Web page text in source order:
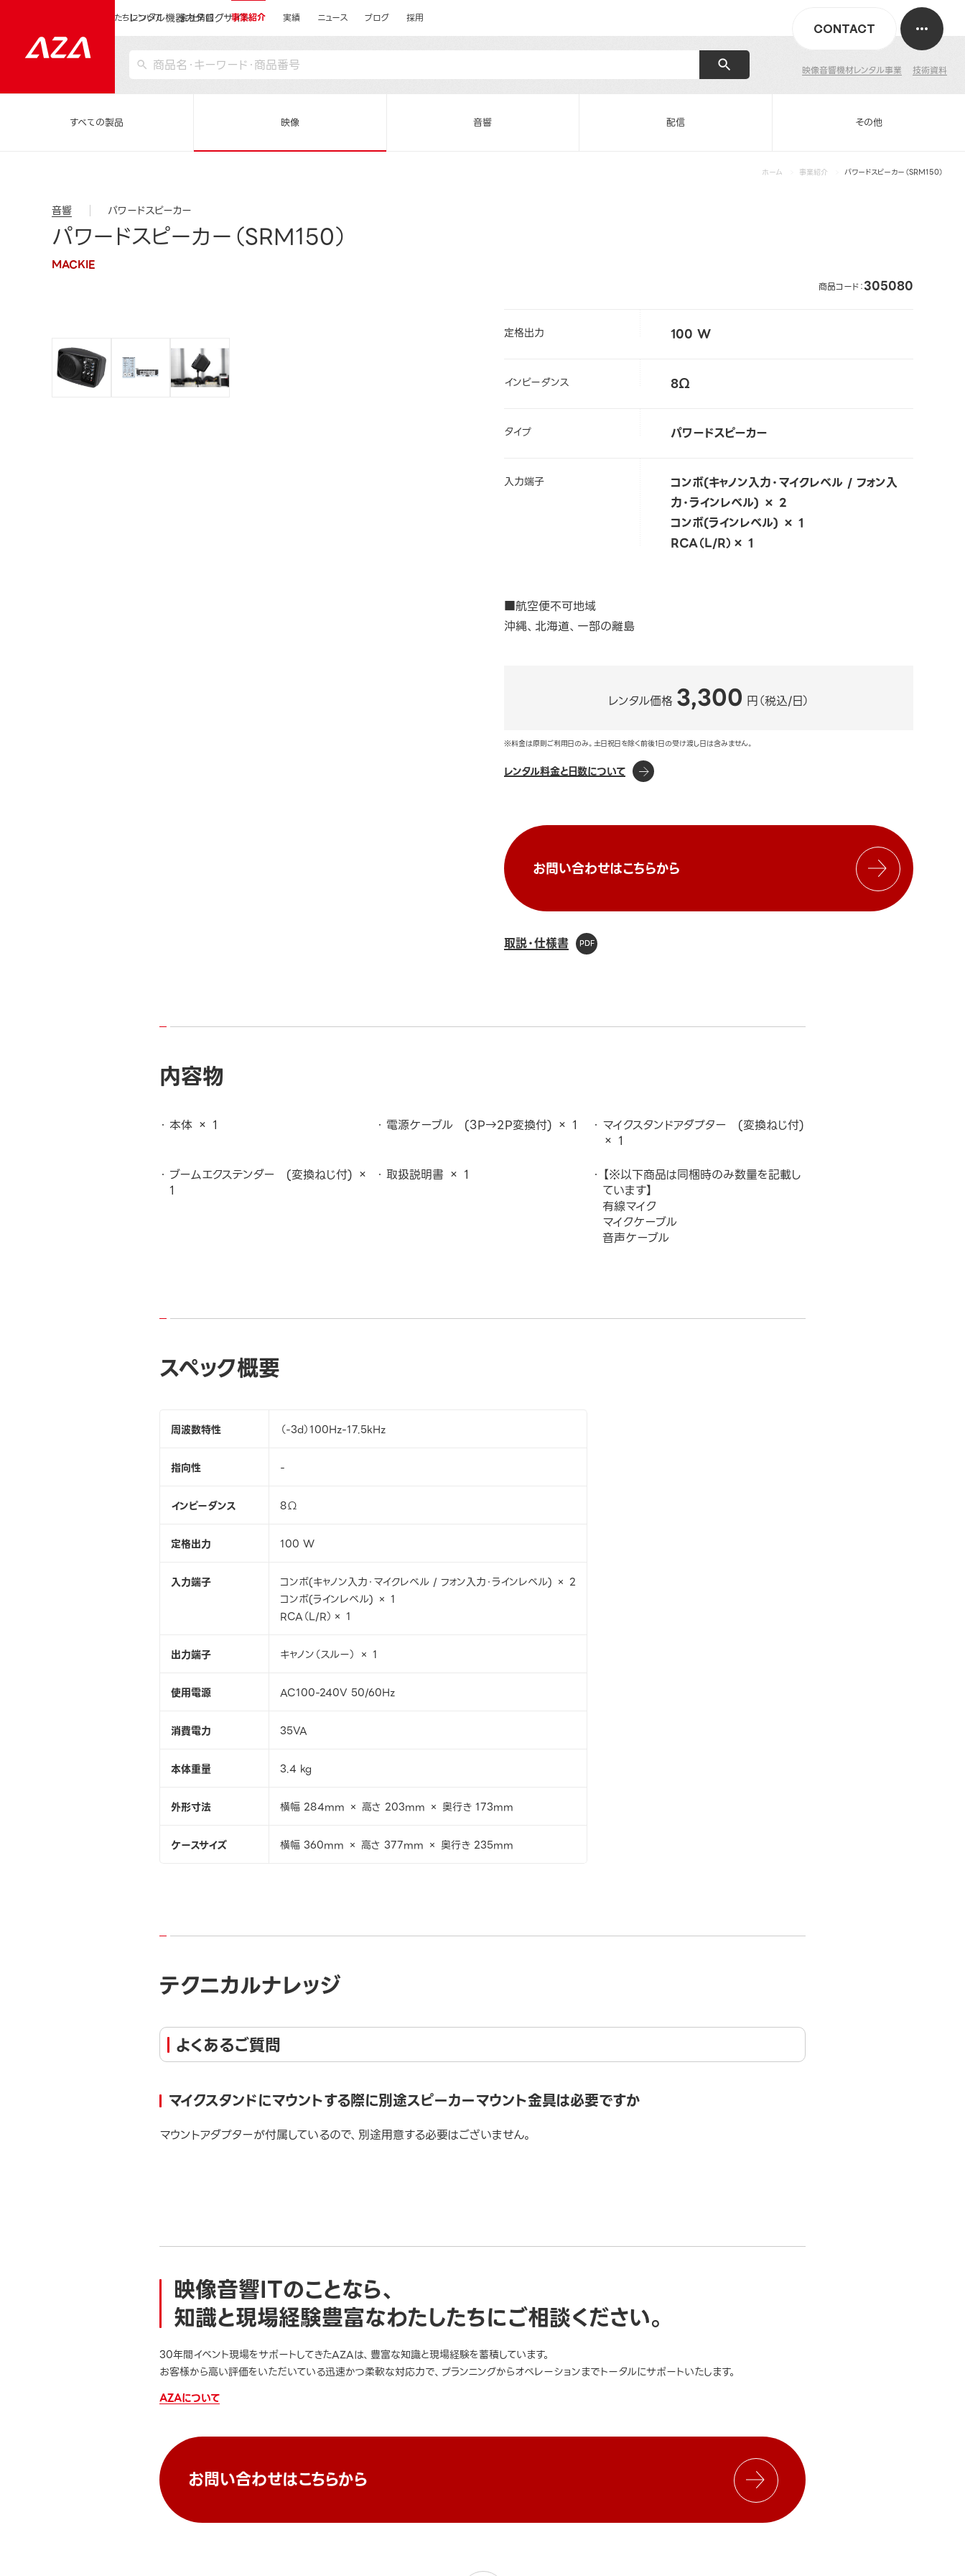
レンタル機器カタログサイト
映像音響機材レンタル事業 技術資料
CONTACT
私たちについて 会社情報 事業紹介 実績 ニュース ブログ 採用
すべての製品 映像 音響 配信 その他
ホーム 事業紹介 パワードスピーカー（SRM150）
音響 パワードスピーカー
パワードスピーカー（SRM150）
MACKIE
商品コード：305080
定格出力 100 W
インピーダンス 8Ω
タイプ パワードスピーカー
入力端子
コンボ(キャノン入力・マイクレベル / フォン入
力・ラインレベル) × 2
コンボ(ラインレベル) × 1
RCA（L/R）× 1
■航空便不可地域
沖縄、北海道、一部の離島
レンタル価格 3,300 円（税込/日）
※料金は原則ご利用日のみ。土日祝日を除く前後1日の受け渡し日は含みません。
レンタル料金と日数について
お問い合わせはこちらから
取説・仕様書
内容物
本体 × 1 電源ケーブル (3P→2P変換付) × 1
マイクスタンドアダプター (変換ねじ付)
× 1
ブームエクステンダー (変換ねじ付) ×
1
取扱説明書 × 1
【※以下商品は同梱時のみ数量を記載し
ています】
有線マイク
マイクケーブル
音声ケーブル
スペック概要
周波数特性 （-3d）100Hz-17.5kHz
指向性 -
インピーダンス 8Ω
定格出力 100 W
入力端子
コンボ(キャノン入力・マイクレベル / フォン入力・ラインレベル) × 2
コンボ(ラインレベル) × 1
RCA（L/R）× 1
出力端子 キャノン（スルー） × 1
使用電源 AC100-240V 50/60Hz
消費電力 35VA
本体重量 3.4 kg
外形寸法 横幅 284mm × 高さ 203mm × 奥行き 173mm
ケースサイズ 横幅 360mm × 高さ 377mm × 奥行き 235mm
テクニカルナレッジ
よくあるご質問
マイクスタンドにマウントする際に別途スピーカーマウント金具は必要ですか
マウントアダプターが付属しているので、別途用意する必要はございません。
映像音響ITのことなら、
知識と現場経験豊富なわたしたちにご相談ください。
30年間イベント現場をサポートしてきたAZAは、豊富な知識と現場経験を蓄積しています。
お客様から高い評価をいただいている迅速かつ柔軟な対応力で、プランニングからオペレーションまでトータルにサポートいたします。
AZAについて
お問い合わせはこちらから